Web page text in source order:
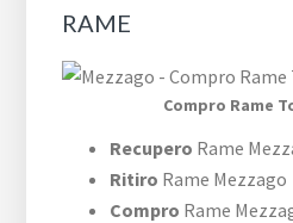
RAME
Compro Rame
Recupero Rame
Ritiro Rame Mezzago
Compro Rame